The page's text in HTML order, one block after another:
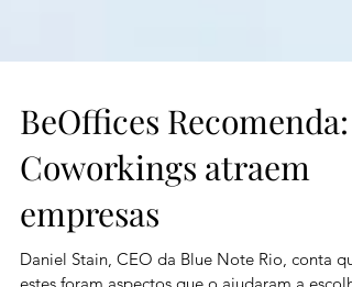
BeOffices Recomenda:
Coworkings atraem
empresas